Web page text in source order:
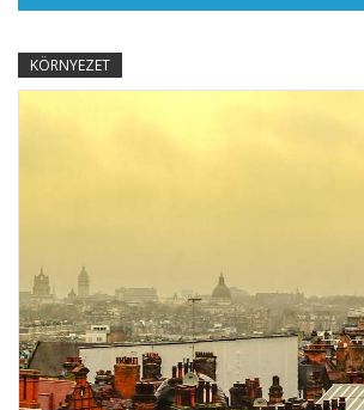
KÖRNYEZET